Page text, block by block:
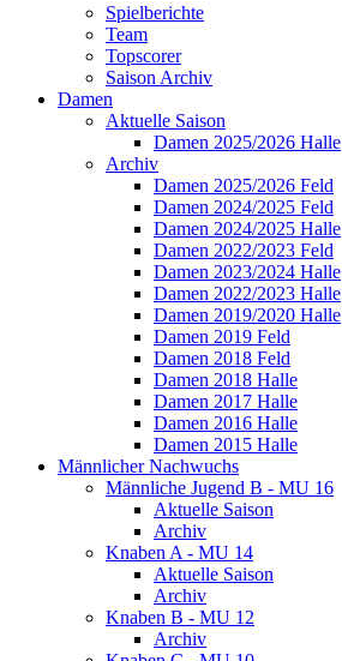
Spielberichte
Team
Topscorer
Saison Archiv
Damen
Aktuelle Saison
Damen 2025/2026 Halle
Archiv
Damen 2025/2026 Feld
Damen 2024/2025 Feld
Damen 2024/2025 Halle
Damen 2022/2023 Feld
Damen 2023/2024 Halle
Damen 2022/2023 Halle
Damen 2019/2020 Halle
Damen 2019 Feld
Damen 2018 Feld
Damen 2018 Halle
Damen 2017 Halle
Damen 2016 Halle
Damen 2015 Halle
Männlicher Nachwuchs
Männliche Jugend B - MU 16
Aktuelle Saison
Archiv
Knaben A - MU 14
Aktuelle Saison
Archiv
Knaben B - MU 12
Archiv